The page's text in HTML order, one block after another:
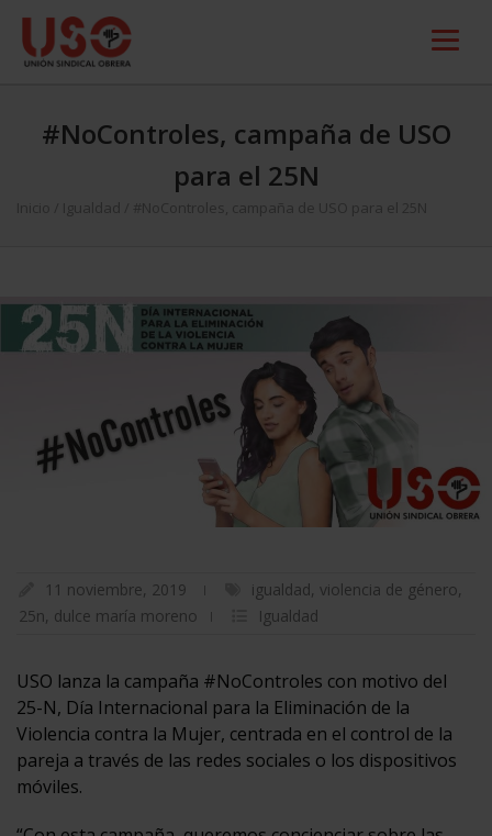
#NoControles, campaña de USO
para el 25N
Inicio Igualdad #NoControles, campaña de USO para el 25N
11 noviembre, 2019 igualdad, violencia de género,
25n, dulce maría moreno Igualdad
USO lanza la campaña #NoControles con motivo del
25-N, Día Internacional para la Eliminación de la
Violencia contra la Mujer, centrada en el control de la
pareja a través de las redes sociales o los dispositivos
móviles.